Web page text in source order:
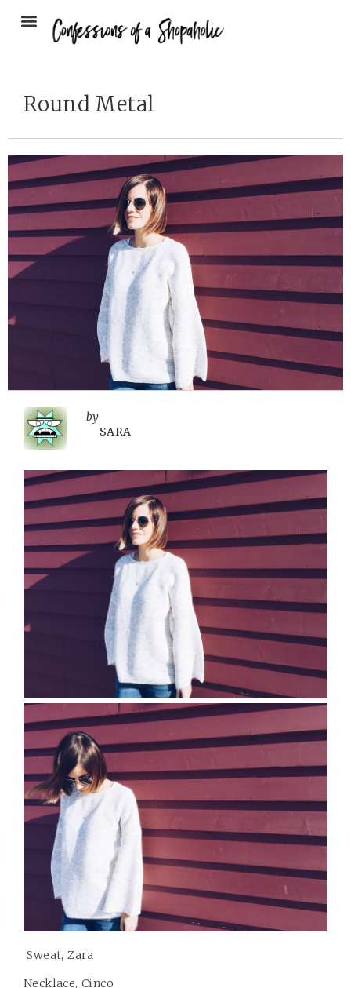
Round Metal
by
SARA
Sweat, Zara
Necklace, Cinco